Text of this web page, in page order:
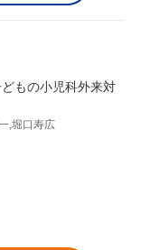
どもの小児科外来対
,堀口寿広